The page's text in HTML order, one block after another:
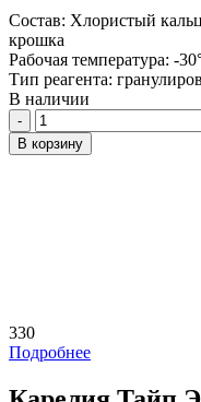
Состав: Хлористый
крошка
Рабочая температура: -
Тип реагента:
В наличии
Количество
В корзину
330
Подробнее